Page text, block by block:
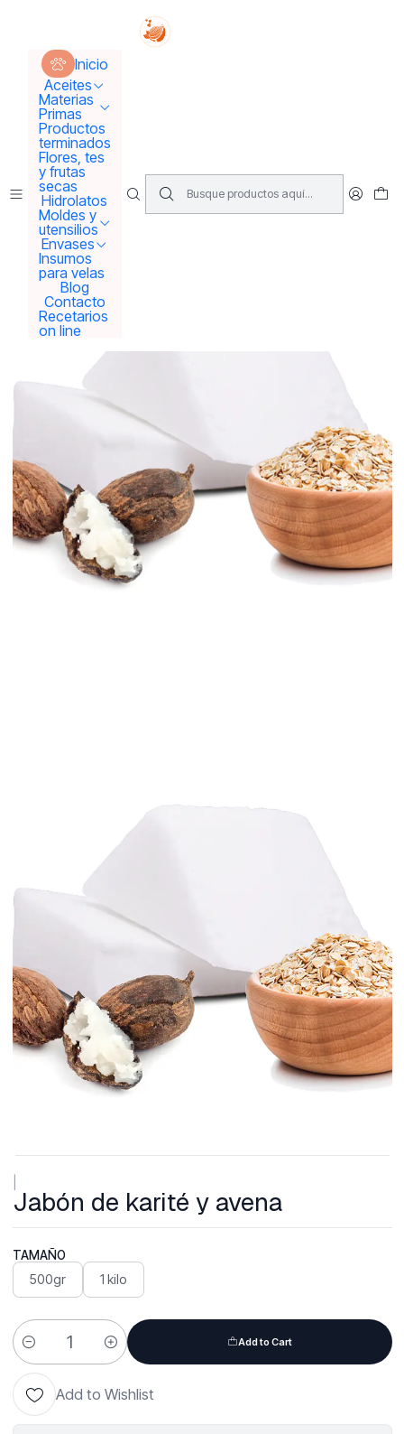
Inicio
Aceites
Materias
Primas
Productos
terminados
Flores, tes
y frutas
secas
Hidrolatos
Moldes y
utensilios
Envases
Insumos
para velas
Blog
Contacto
Recetarios
on line
Tus sueños se concretan aquí !!!
Inicio Materias Primas
Jabón de karité y avena
TAMAÑO
500gr 1 kilo
Quantity
Add to Cart
Add to Wishlist